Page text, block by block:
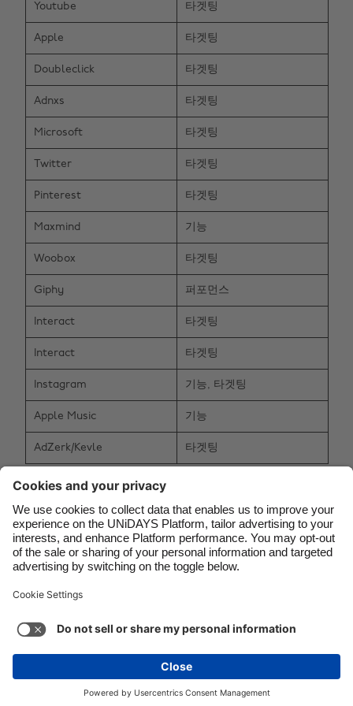
Youtube 타겟팅
Apple 타겟팅
Doubleclick 타겟팅
Adnxs 타겟팅
Microsoft 타겟팅
Twitter 타겟팅
Pinterest 타겟팅
Maxmind 기능
Woobox 타겟팅
Giphy 퍼포먼스
Interact 타겟팅
Interact 타겟팅
Instagram 기능, 타겟팅
Apple Music 기능
AdZerk/Kevle 타겟팅
더 많은것을 문의하시려면 UNiDAYS로 연락주세요:
Contact Corporate Press Careers
지원 서비스 약관 쿠키 정책
쿠키 설정
저작권 © UNiDAYS. 모든 권한이 있습니다.
Australia
Brasil
Canada
Danmark
Deutschland
France
India
Indonesia
Ireland
Italia
Malaysia
México
Nederland
Schweiz
Suomi
United Kingdom
United States
See more Carousel:Next